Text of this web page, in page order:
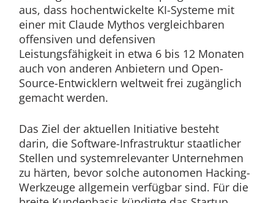
aus, dass hochentwickelte KI-Systeme mit
einer mit Claude Mythos vergleichbaren
offensiven und defensiven
Leistungsfähigkeit in etwa 6 bis 12 Monaten
auch von anderen Anbietern und Open-
Source-Entwicklern weltweit frei zugänglich
gemacht werden.
Das Ziel der aktuellen Initiative besteht
darin, die Software-Infrastruktur staatlicher
Stellen und systemrelevanter Unternehmen
zu härten, bevor solche autonomen Hacking-
Werkzeuge allgemein verfügbar sind. Für die